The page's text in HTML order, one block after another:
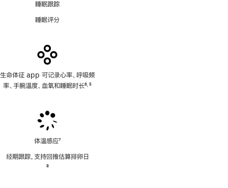
睡眠跟踪
睡眠评分
生命体征 app 可记录心率、呼吸频
率、手腕温度、血氧和睡眠时长6 5
体温感应7
经期跟踪，支持回推估算排卵日
8